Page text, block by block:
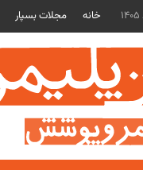
خانه مجلات بسپار